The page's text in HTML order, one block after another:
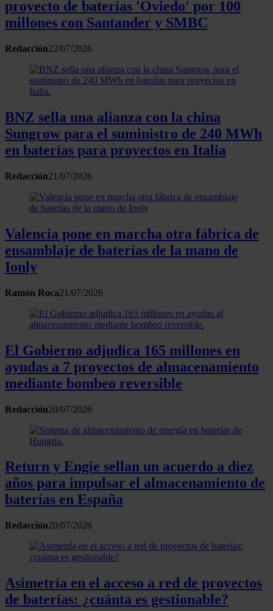
proyecto de baterías 'Oviedo' por 100
millones con Santander y SMBC
Redacción22/07/2026
BNZ sella una alianza con la china
Sungrow para el suministro de 240 MWh
en baterías para proyectos en Italia
Redacción21/07/2026
Valencia pone en marcha otra fábrica de
ensamblaje de baterías de la mano de
Ionly
Ramón Roca21/07/2026
El Gobierno adjudica 165 millones en
ayudas a 7 proyectos de almacenamiento
mediante bombeo reversible
Redacción20/07/2026
Return y Engie sellan un acuerdo a diez
años para impulsar el almacenamiento de
baterías en España
Redacción20/07/2026
Asimetría en el acceso a red de proyectos
de baterías: ¿cuánta es gestionable?